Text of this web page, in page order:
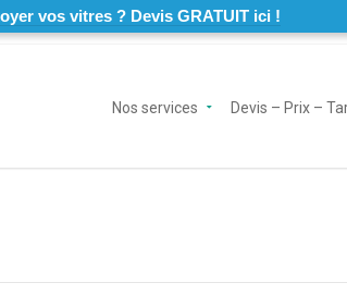
vos vitres ? Devis GRATUIT ici !
Nos services Devis – Prix –